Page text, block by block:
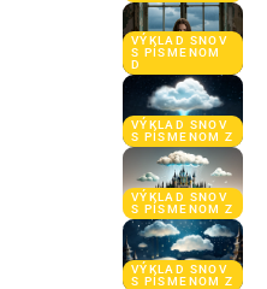
VÝKLAD SNOV
S PÍSMENOM
D
VÝKLAD SNOV
S PÍSMENOM Z
VÝKLAD SNOV
S PÍSMENOM Z
VÝKLAD SNOV
S PÍSMENOM Z